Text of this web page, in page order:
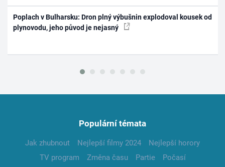
Poplach v Bulharsku: Dron plný výbušnin explodoval kousek od
plynovodu, jeho původ je nejasný
Populární témata
Jak zhubnout Nejlepší filmy 2024
Nejlepší horory
TV program
Změna času Partie
Počasí